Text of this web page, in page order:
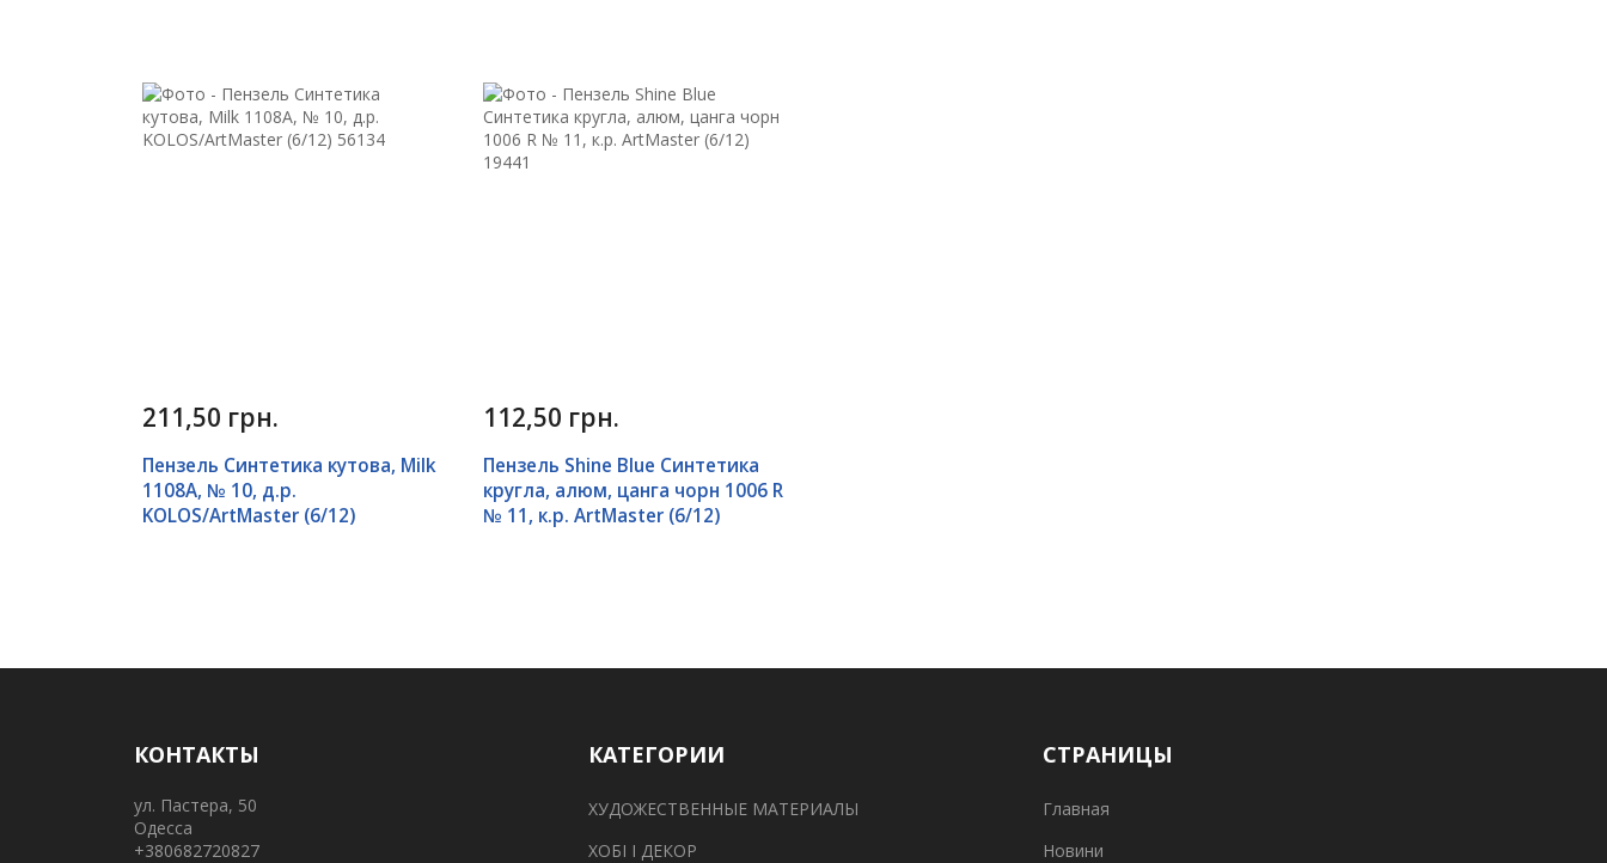
211,50 грн.
Пензель Синтетика кутова, Milk
1108A, № 10, д.р.
KOLOS/ArtMaster (6/12)
112,50 грн.
Пензель Shine Blue Синтетика
кругла, алюм, цанга чорн 1006 R
№ 11, к.р. ArtMaster (6/12)
КОНТАКТЫ
ул. Пастера, 50
Одесса
+380682720827
КАТЕГОРИИ
ХУДОЖЕСТВЕННЫЕ МАТЕРИАЛЫ
ХОБІ І ДЕКОР
СТРАНИЦЫ
Главная
Новини